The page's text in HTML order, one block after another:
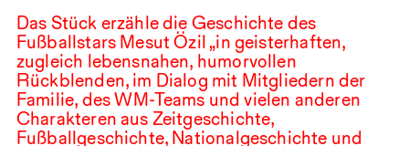
Das Stück erzähle die Geschichte des
Fußballstars Mesut Özil „in geisterhaften,
zugleich lebensnahen, humorvollen
Rückblenden, im Dialog mit Mitgliedern der
Familie, desWM-Teams und vielen anderen
Charakteren aus Zeitgeschichte,
Fußballgeschichte, Nationalgeschichte und